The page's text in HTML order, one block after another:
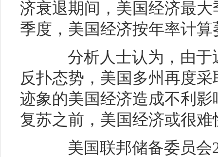
济衰退期间，美国经济最
季度，美国经济按年率计算
分析人士认为，由于
反扑态势，美国多州再度
迹象的美国经济造成不利
复苏之前，美国经济或很难
美国联邦储备委员会